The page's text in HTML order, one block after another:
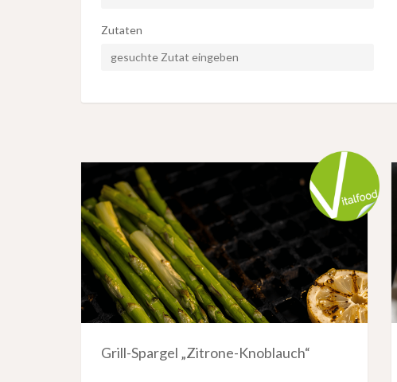
Zutaten
Grill-Spargel „Zitrone-Knoblauch“